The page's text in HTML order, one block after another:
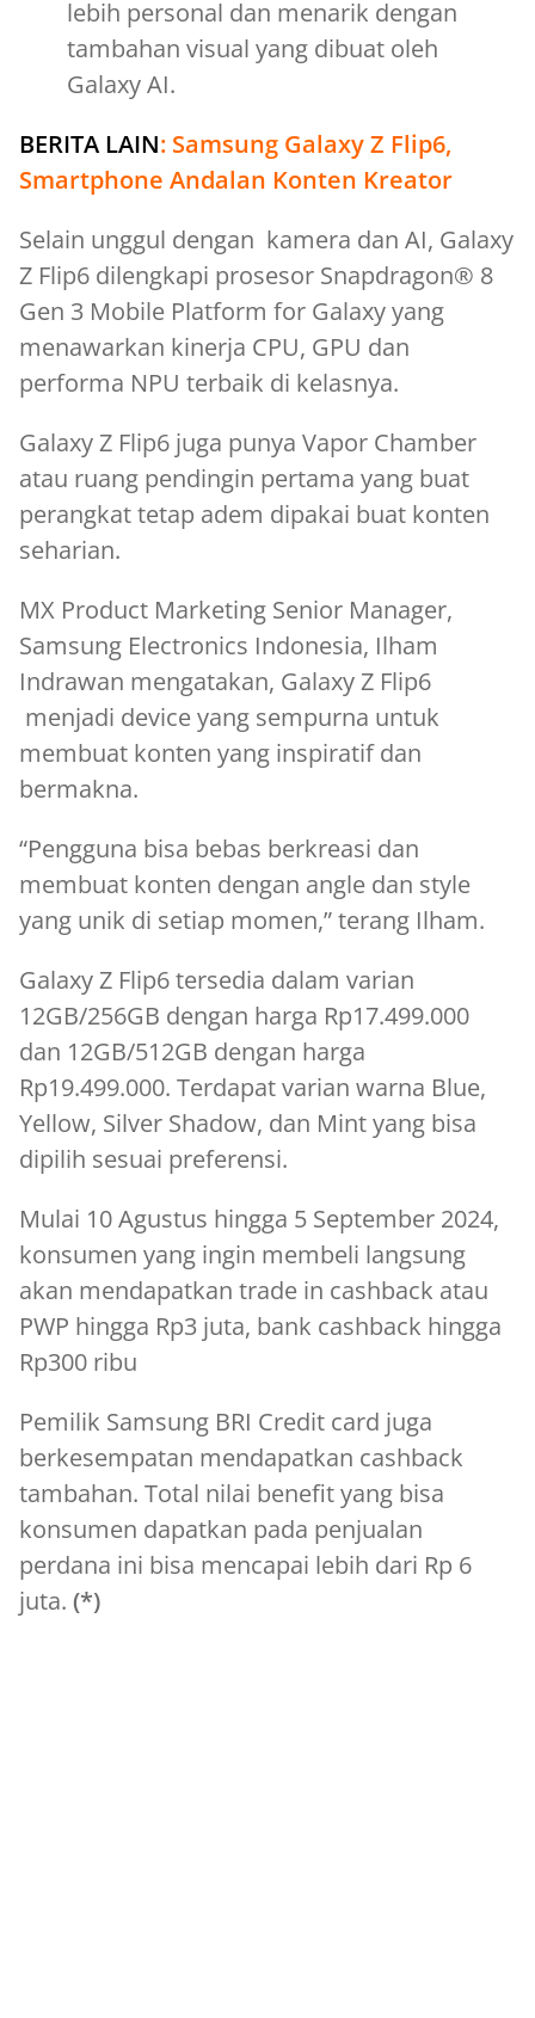
lebih personal dan menarik dengan
tambahan visual yang dibuat oleh
Galaxy AI.
BERITA LAIN: Samsung Galaxy Z Flip6,
Smartphone Andalan Konten Kreator
Selain unggul dengan kamera dan AI, Galaxy
Z Flip6 dilengkapi prosesor Snapdragon® 8
Gen 3 Mobile Platform for Galaxy yang
menawarkan kinerja CPU, GPU dan
performa NPU terbaik di kelasnya.
Galaxy Z Flip6 juga punya Vapor Chamber
atau ruang pendingin pertama yang buat
perangkat tetap adem dipakai buat konten
seharian.
MX Product Marketing Senior Manager,
Samsung Electronics Indonesia, Ilham
Indrawan mengatakan, Galaxy Z Flip6
menjadi device yang sempurna untuk
membuat konten yang inspiratif dan
bermakna.
“Pengguna bisa bebas berkreasi dan
membuat konten dengan angle dan style
yang unik di setiap momen,” terang Ilham.
Galaxy Z Flip6 tersedia dalam varian
12GB/256GB dengan harga Rp17.499.000
dan 12GB/512GB dengan harga
Rp19.499.000. Terdapat varian warna Blue,
Yellow, Silver Shadow, dan Mint yang bisa
dipilih sesuai preferensi.
Mulai 10 Agustus hingga 5 September 2024,
konsumen yang ingin membeli langsung
akan mendapatkan trade in cashback atau
PWP hingga Rp3 juta, bank cashback hingga
Rp300 ribu
Pemilik Samsung BRI Credit card juga
berkesempatan mendapatkan cashback
tambahan. Total nilai benefit yang bisa
konsumen dapatkan pada penjualan
perdana ini bisa mencapai lebih dari Rp 6
juta. (*)